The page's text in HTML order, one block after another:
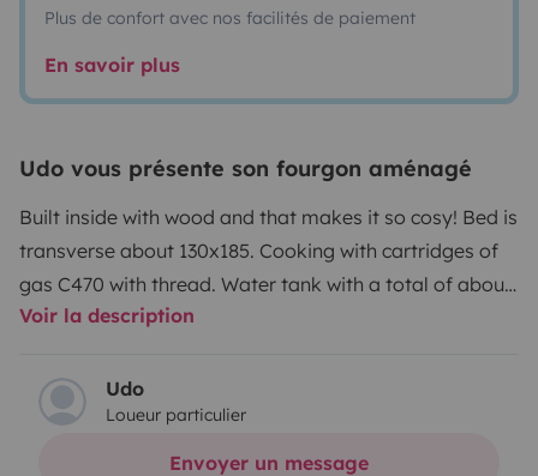
Plus de confort avec nos facilités de paiement
En savoir plus
Udo vous présente son fourgon aménagé
Built inside with wood and that makes it so cosy! Bed is
transverse about 130x185. Cooking with cartridges of
gas C470 with thread. Water tank with a total of about
100l. There is an outside shower and a dry toilet for
find it quite good to park. Inside sbout 190cm to stand
upright.storage space under the bed. If you’re cold use
the diesel-planar heater. Solar panels and an 200AH
Voir la description
Udo
Loueur particulier
Envoyer un message